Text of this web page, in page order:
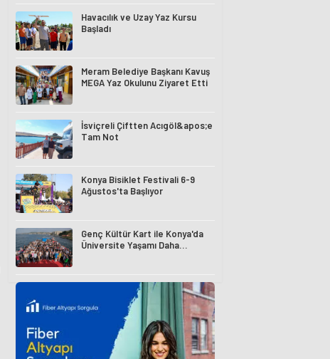
Havacılık ve Uzay Yaz Kursu
Başladı
Meram Belediye Başkanı Kavuş
MEGA Yaz Okulunu Ziyaret Etti
İsviçreli Çiftten Acıgöl&apos;e
Tam Not
Konya Bisiklet Festivali 6-9
Ağustos'ta Başlıyor
Genç Kültür Kart ile Konya'da
Üniversite Yaşamı Daha